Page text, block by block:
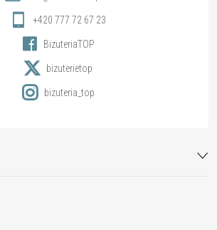
+420 777 72 67 23
BizuteriaTOP
bizuterietop
bizuteria_top